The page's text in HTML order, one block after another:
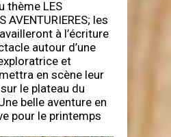
thème LES
AVENTURIERES; les
à l’écriture
autour d’une
et
en scène leur
le plateau du
belle aventure en
pour le printemps